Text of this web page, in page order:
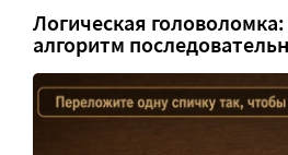
Логическая
алгоритм